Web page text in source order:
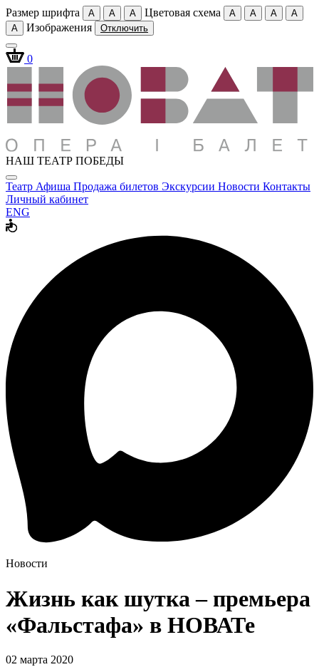
Размер шрифта A A A Цветовая схема A A A
A
A
Изображения Отключить
0
НАШ ТЕАТР ПОБЕДЫ
Театр Афиша Продажа билетов Экскурсии Новости Контакты
Личный кабинет
ENG
Новости
Жизнь как шутка – премьера
«Фальстафа» в НОВАТе
02 марта 2020